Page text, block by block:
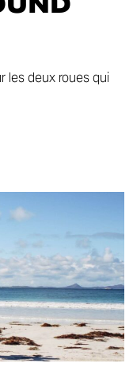
les deux roues qui